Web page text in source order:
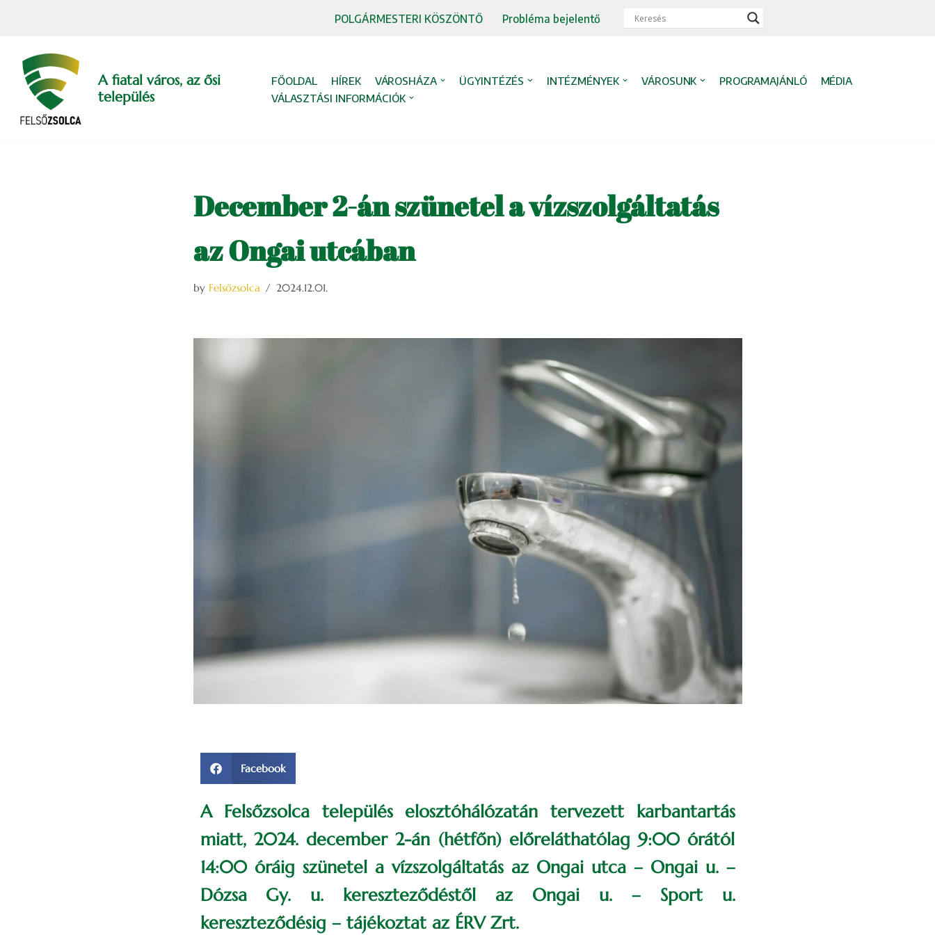
content
POLGÁRMESTERI KÖSZÖNTŐ Probléma bejelentő
A fiatal város, az ősi
település
FŐOLDAL HÍREK VÁROSHÁZA ÜGYINTÉZÉS INTÉZMÉNYEK VÁROSUNK PROGRAMAJÁNLÓ
MÉDIA
VÁLASZTÁSI INFORMÁCIÓK
December 2-án szünetel a vízszolgáltatás
az Ongai utcában
by Felsőzsolca 2024.12.01.
Facebook
A Felsőzsolca település elosztóhálózatán tervezett karbantartás
miatt, 2024. december 2-án (hétfőn) előreláthatólag 9:00 órától
14:00 óráig szünetel a vízszolgáltatás az Ongai utca – Ongai u. –
Dózsa Gy. u. kereszteződéstől az Ongai u. – Sport u.
kereszteződésig – tájékoztat az ÉRV Zrt.